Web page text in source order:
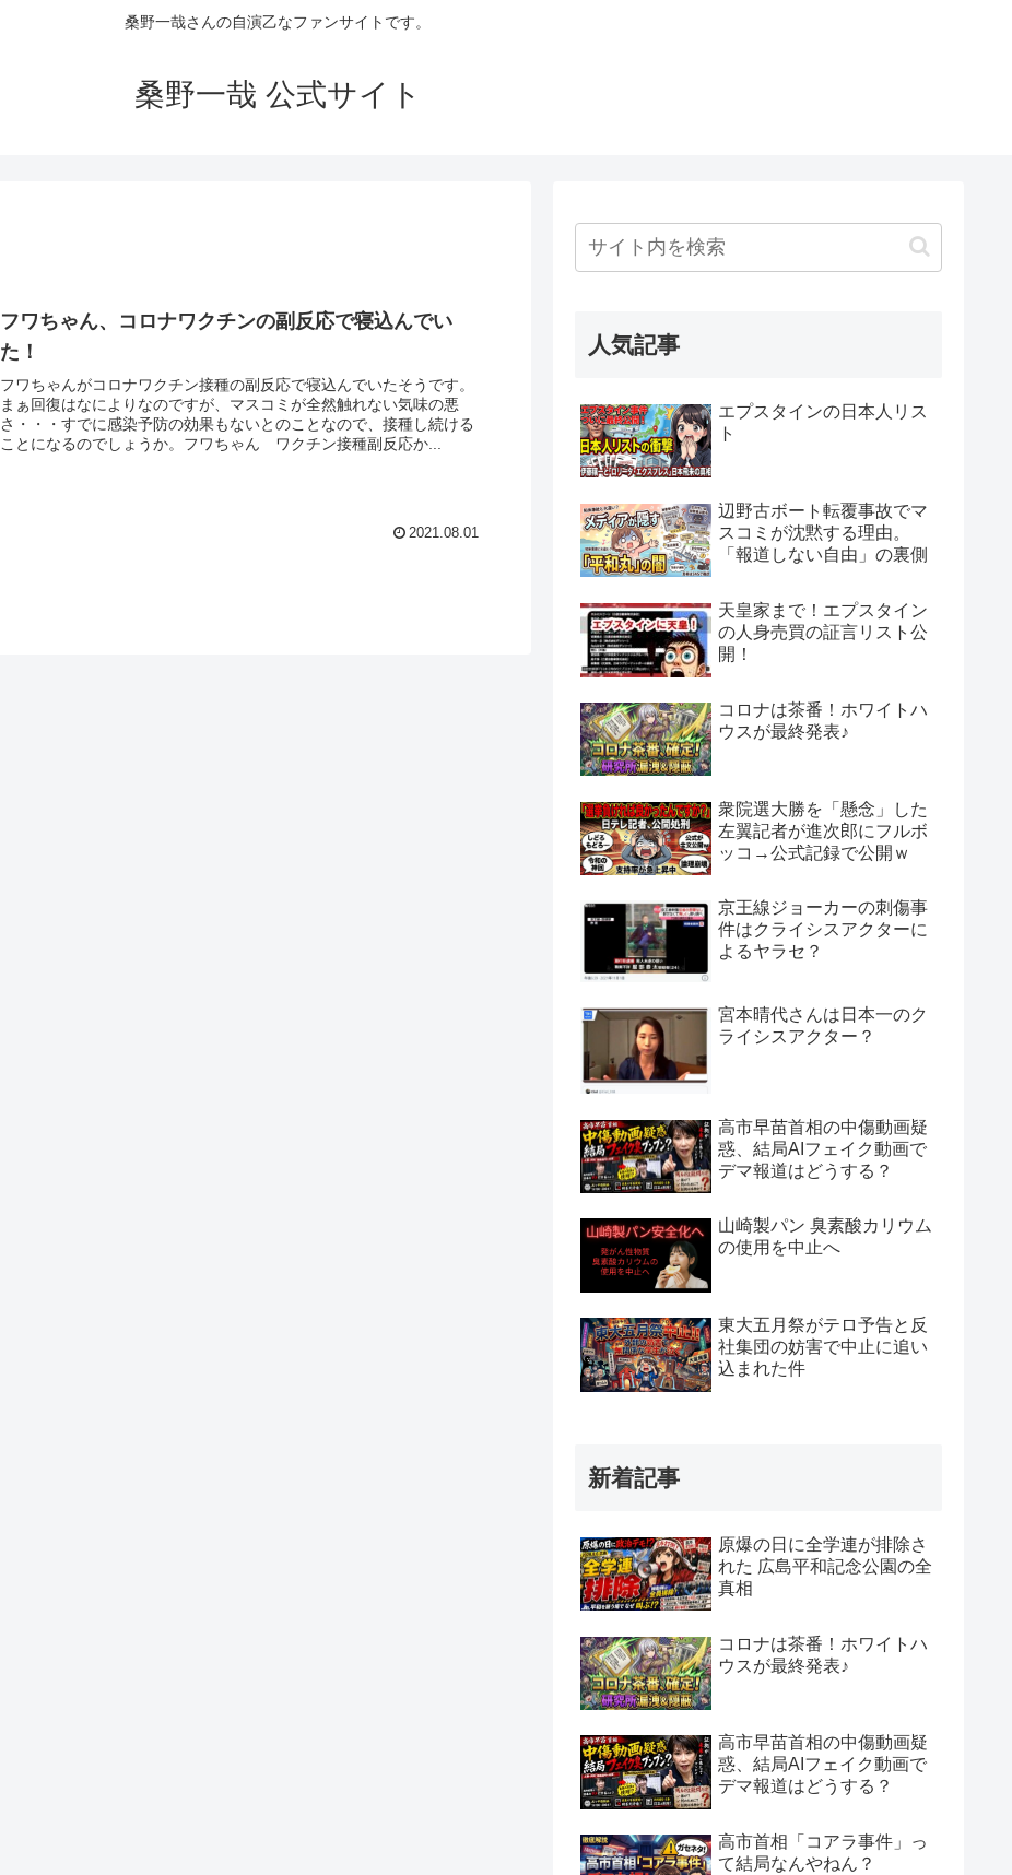
桑野一哉さんの自演乙なファンサイトです。
桑野一哉 公式サイト
フワちゃん、コロナワクチンの副反応で寝込んでい
た！
フワちゃんがコロナワクチン接種の副反応で寝込んでいたそうです。
まぁ回復はなによりなのですが、マスコミが全然触れない気味の悪
さ・・・すでに感染予防の効果もないとのことなので、接種し続ける
ことになるのでしょうか。フワちゃん ワクチン接種副反応か...
2021.08.01
人気記事
エプスタインの日本人リス
ト
辺野古ボート転覆事故でマ
スコミが沈黙する理由。
「報道しない自由」の裏側
天皇家まで！エプスタイン
の人身売買の証言リスト公
開！
コロナは茶番！ホワイトハ
ウスが最終発表♪
衆院選大勝を「懸念」した
左翼記者が進次郎にフルボ
ッコ→公式記録で公開ｗ
京王線ジョーカーの刺傷事
件はクライシスアクターに
よるヤラセ？
宮本晴代さんは日本一のク
ライシスアクター？
高市早苗首相の中傷動画疑
惑、結局AIフェイク動画で
デマ報道はどうする？
山崎製パン 臭素酸カリウム
の使用を中止へ
東大五月祭がテロ予告と反
社集団の妨害で中止に追い
込まれた件
新着記事
原爆の日に全学連が排除さ
れた 広島平和記念公園の全
真相
コロナは茶番！ホワイトハ
ウスが最終発表♪
高市早苗首相の中傷動画疑
惑、結局AIフェイク動画で
デマ報道はどうする？
高市首相「コアラ事件」っ
て結局なんやねん？